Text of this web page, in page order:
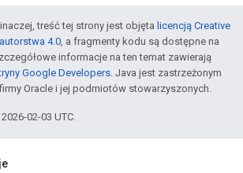
treść tej strony jest objęta licencją Creative
4.0, a fragmenty kodu są dostępne na
informacje na ten temat zawierają
Google Developers. Java jest zastrzeżonym
Oracle i jej podmiotów stowarzyszonych.
02-03 UTC.